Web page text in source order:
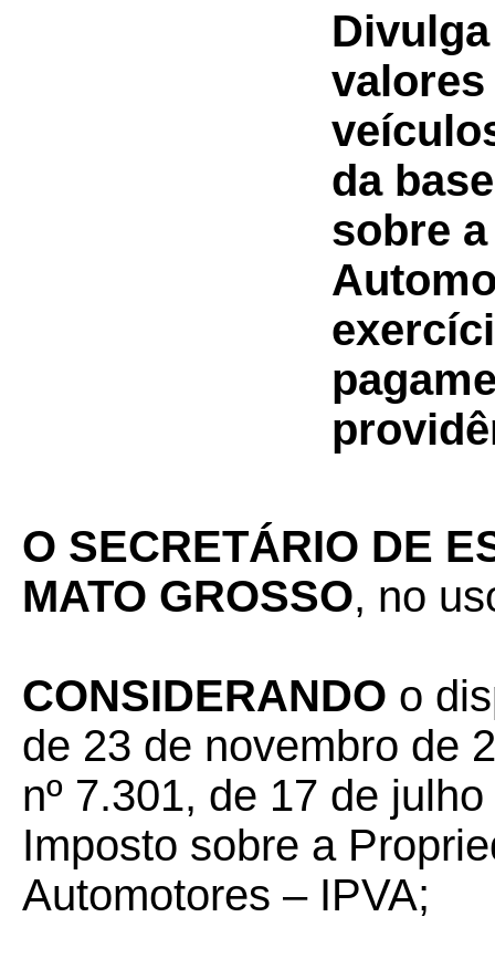
valores
da
sobre
O SECRETÁRIO DE
MATO GROSSO, no
CONSIDERANDO o
de 23 de novembro de
nº 7.301, de 17 de
Imposto sobre a
Automotores – IPVA;